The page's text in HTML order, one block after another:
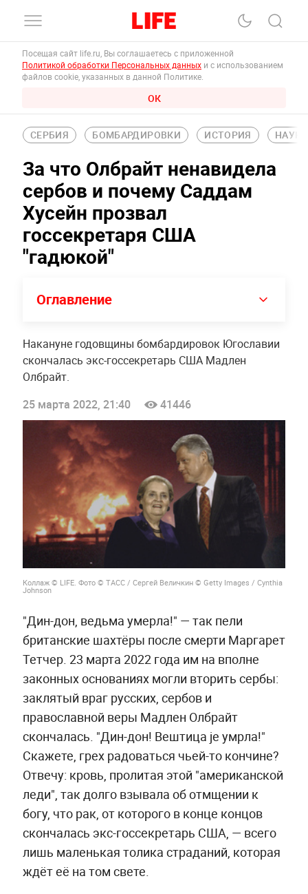
Посещая сайт life.ru, Вы соглашаетесь с приложенной
Политикой обработки Персональных данных и с использованием
файлов cookie, указанных в данной Политике.
ОК
СЕРБИЯ БОМБАРДИРОВКИ ИСТОРИЯ НАУКА
За что Олбрайт ненавидела
сербов и почему Саддам
Хусейн прозвал
госсекретаря США
"гадюкой"
Оглавление
Накануне годовщины бомбардировок Югославии
скончалась экс-госсекретарь США Мадлен
Олбрайт.
25 марта 2022, 21:40
41446
Коллаж © LIFE. Фото © ТАСС / Сергей Величкин © Getty Images / Cynthia
Johnson
"Дин-дон, ведьма умерла!" — так пели
британские шахтёры после смерти Маргарет
Тетчер. 23 марта 2022 года им на вполне
законных основаниях могли вторить сербы:
заклятый враг русских, сербов и
православной веры Мадлен Олбрайт
скончалась. "Дин-дон! Вештица је умрла!"
Скажете, грех радоваться чьей-то кончине?
Отвечу: кровь, пролитая этой "американской
леди", так долго взывала об отмщении к
богу, что рак, от которого в конце концов
скончалась экс-госсекретарь США, — всего
лишь маленькая толика страданий, которая
ждёт её на том свете.